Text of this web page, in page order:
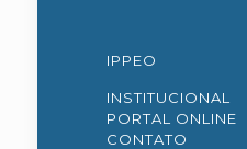
IPPEO
INSTITUCIONAL
PORTAL ONLINE
CONTATO